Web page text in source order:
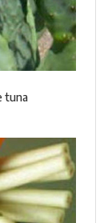
tuna